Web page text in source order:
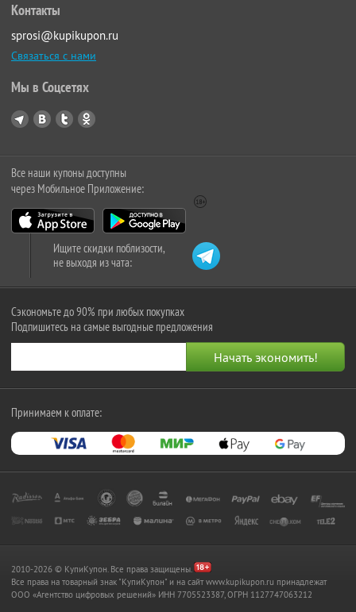
Контакты
sprosi@kupikupon.ru
Связаться с нами
Мы в Соцсетях
Все наши купоны доступны
через Мобильное Приложение:
Ищите скидки поблизости,
не выходя из чата:
Сэкономьте до 90% при любых покупках
Подпишитесь на самые выгодные предложения
Принимаем к оплате:
2010-2026 © КупиКупон. Все права защищены.
Все права на товарный знак "КупиКупон" и на сайт www.kupikupon.ru принадлежат
OOO «Агентство цифровых решений» ИНН 7705523387, ОГРН 1127747063212